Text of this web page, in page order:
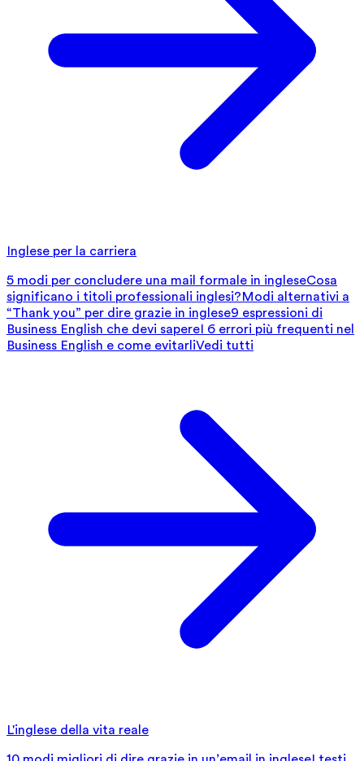
Inglese per la carriera
5 modi per concludere una mail formale in ingleseCosa
significano i titoli professionali inglesi?Modi alternativi a
“Thank you” per dire grazie in inglese9 espressioni di
Business English che devi sapereI 6 errori più frequenti nel
Business English e come evitarliVedi tutti
L'inglese della vita reale